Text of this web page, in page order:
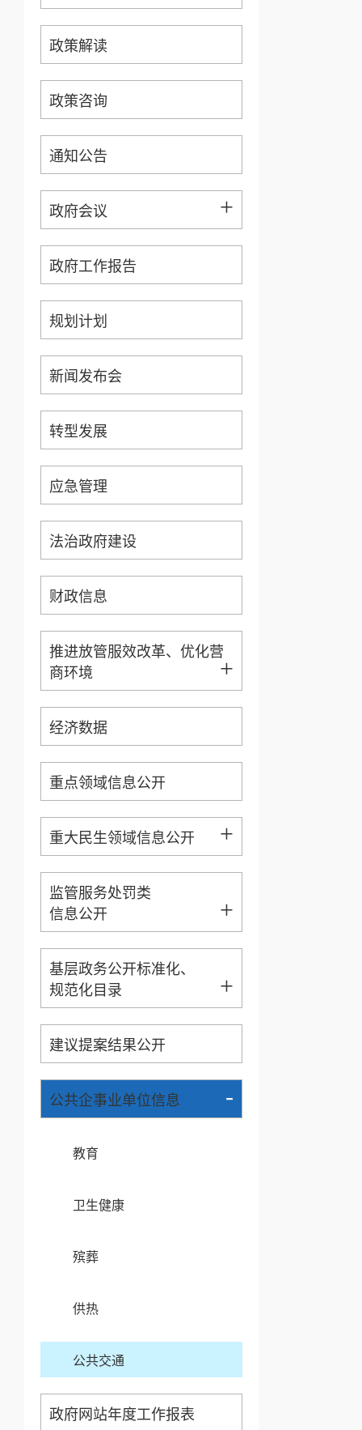
政策解读
政策咨询
通知公告
政府会议 +
政府工作报告
规划计划
新闻发布会
转型发展
应急管理
法治政府建设
财政信息
推进放管服效改革、优化营
商环境
+
经济数据
重点领域信息公开
重大民生领域信息公开 +
监管服务处罚类
信息公开
+
基层政务公开标准化、
规范化目录
+
建议提案结果公开
公共企事业单位信息 -
教育
卫生健康
殡葬
供热
公共交通
政府网站年度工作报表